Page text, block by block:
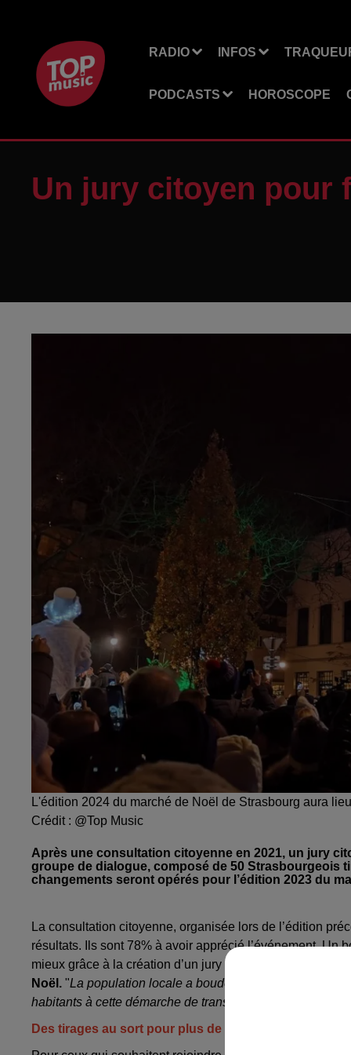
RADIO INFOS
PODCASTS HOROSCOPE
Un jury citoyen pour
L'édition 2024 du marché de Noël de Strasbourg aura
Crédit : @Top Music
Après une consultation citoyenne en 2021, un jury
groupe de dialogue, composé de 50 Strasbourgeois
changements seront opérés pour l’édition 2023 du
La consultation citoyenne, organisée lors de l’édition
résultats. Ils sont 78% à avoir apprécié l’événement. Un
mieux grâce à la création d’un jury citoyen.
Noël. "La population locale a boudé l’événement ces
habitants à cette démarche de transformation du marché
Des tirages au sort pour plus de représentativité